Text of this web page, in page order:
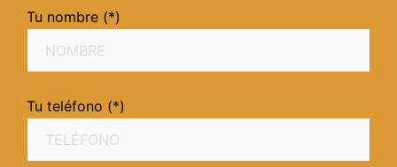
Tu nombre (*)
Tu teléfono (*)